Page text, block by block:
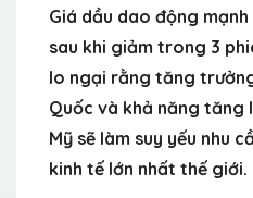
Giá dầu dao động
sau khi giảm trong 3
lo ngại rằng tăng
Quốc và khả năng tăng
Mỹ sẽ làm suy yếu nhu
kinh tế lớn nhất thế giới.